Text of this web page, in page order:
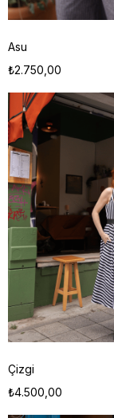
Asu
₺2.750,00
Çizgi
₺4.500,00